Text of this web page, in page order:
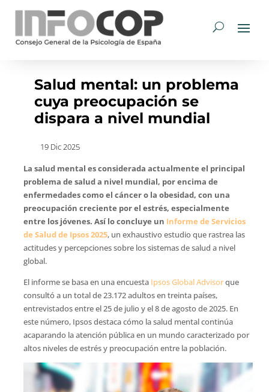
Salud mental: un problema
cuya preocupación se
dispara a nivel mundial
19 Dic 2025
La salud mental es considerada actualmente el principal
problema de salud a nivel mundial, por encima de
enfermedades como el cáncer o la obesidad, con una
preocupación creciente por el estrés, especialmente
entre los jóvenes. Así lo concluye un Informe de Servicios
de Salud de Ipsos 2025, un exhaustivo estudio que rastrea las
actitudes y percepciones sobre los sistemas de salud a nivel
global.
El informe se basa en una encuesta Ipsos Global Advisorque
consultó a un total de 23.172 adultos en treinta países,
entrevistados entre el 25 de julio y el 8 de agosto de 2025. En
este número, Ipsos destaca cómo la salud mental continúa
acaparando la atención pública en un mundo caracterizado por
altos niveles de estrés y preocupación entre la población.